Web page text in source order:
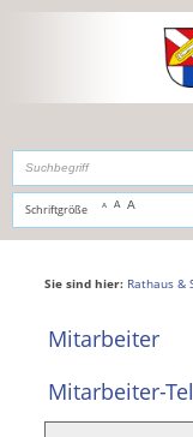
,zur Navigation
Schriftgröße A A A
Sie sind hier: Rathaus &
Mitarbeiter
Mitarbeiter-